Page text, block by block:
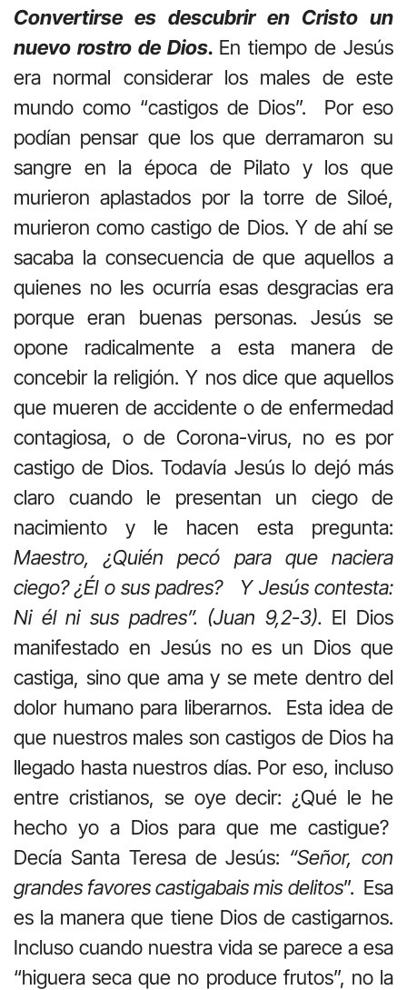
Convertirse es descubrir en Cristo un
nuevo rostro de Dios. En tiempo de Jesús
era normal considerar los males de este
mundo como “castigos de Dios”. Por eso
podían pensar que los que derramaron su
sangre en la época de Pilato y los que
murieron aplastados por la torre de Siloé,
murieron como castigo de Dios. Y de ahí se
sacaba la consecuencia de que aquellos a
quienes no les ocurría esas desgracias era
porque eran buenas personas. Jesús se
opone radicalmente a esta manera de
concebir la religión. Y nos dice que aquellos
que mueren de accidente o de enfermedad
contagiosa, o de Corona-virus, no es por
castigo de Dios. Todavía Jesús lo dejó más
claro cuando le presentan un ciego de
nacimiento y le hacen esta pregunta:
Maestro, ¿Quién pecó para que naciera
ciego? ¿Él o sus padres? Y Jesús contesta:
Ni él ni sus padres”. (Juan 9,2-3). El Dios
manifestado en Jesús no es un Dios que
castiga, sino que ama y se mete dentro del
dolor humano para liberarnos. Esta idea de
que nuestros males son castigos de Dios ha
llegado hasta nuestros días. Por eso, incluso
entre cristianos, se oye decir: ¿Qué le he
hecho yo a Dios para que me castigue?
Decía Santa Teresa de Jesús: “Señor, con
grandes favores castigabais mis delitos”. Esa
es la manera que tiene Dios de castigarnos.
Incluso cuando nuestra vida se parece a esa
“higuera seca que no produce frutos”, no la